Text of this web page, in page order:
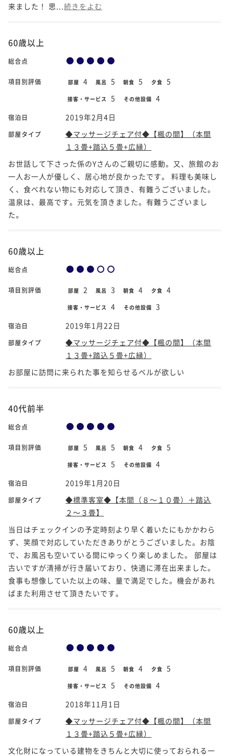
来ました！ 思... 続きをよむ
60歳以上
総合点
項目別評価 部屋 4 風呂 5 朝食 5 夕食 5
接客・サービス 5 その他設備 4
宿泊日 2019年2月4日
部屋タイプ
◆マッサージチェア付◆【楓の間】（本間
１３畳+踏込５畳+広縁）
お世話して下さった係のYさんのご親切に感動。又、旅館のお
一人お一人が優しく、居心地が良かったです。 料理も美味し
く、食べれない物にも対応して頂き、有難うございました。
温泉は、最高です。元気を頂きました。有難うございまし
た。
60歳以上
総合点
項目別評価 部屋 2 風呂 3 朝食 4 夕食 4
接客・サービス 4 その他設備 3
宿泊日 2019年1月22日
部屋タイプ
◆マッサージチェア付◆【楓の間】（本間
１３畳+踏込５畳+広縁）
お部屋に訪問に来られた事を知らせるベルが欲しい
40代前半
総合点
項目別評価 部屋 5 風呂 5 朝食 4 夕食 5
接客・サービス 5 その他設備 4
宿泊日 2019年1月20日
部屋タイプ
◆標準客室◆【本間（８～１０畳）＋踏込
２～３畳】
当日はチェックインの予定時刻より早く着いたにもかかわら
ず、笑顔で対応していただきありがとうございました。お陰
で、お風呂も空いている間にゆっくり楽しめました。 部屋は
古いですが清掃が行き届いており、快適に滞在出来ました。
食事も想像していた以上の味、量で満足でした。機会があれ
ばまた利用させて頂きたいです。
60歳以上
総合点
項目別評価 部屋 4 風呂 5 朝食 4 夕食 5
接客・サービス 5 その他設備 4
宿泊日 2018年11月1日
部屋タイプ
◆マッサージチェア付◆【楓の間】（本間
１３畳+踏込５畳+広縁）
文化財になっている建物をきちんと大切に使っておられる一